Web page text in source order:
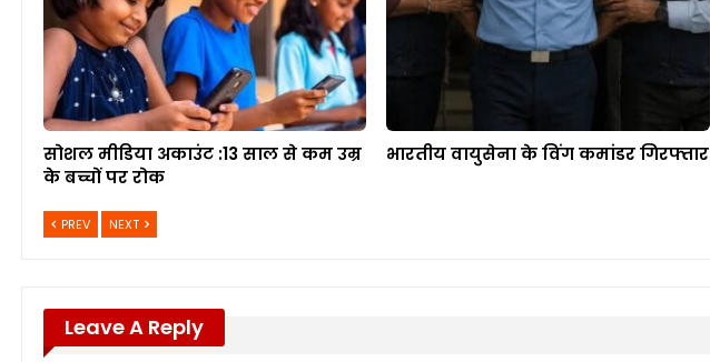
सोशल मीडिया अकाउंट :13 साल से कम उम्र
के बच्चों पर रोक
भारतीय वायुसेना के विंग कमांडर गिरफ्तार
PREV NEXT
Leave A Reply